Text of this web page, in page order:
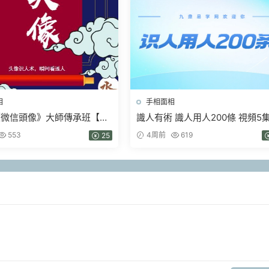
信頭像》大師傳承班【原
553 25
手相面相
識人有術 識人用人200條 視頻5
4周前 619